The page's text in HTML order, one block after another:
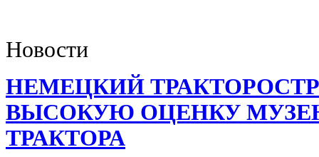
Новости
НЕМЕЦКИЙ
ВЫСОКУЮ ОЦЕНКУ
ТРАКТОРА